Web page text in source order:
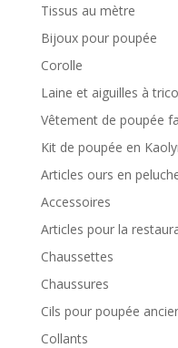
Tissus au mètre
Bijoux pour poupée
Corolle
Laine et aiguilles à
Vêtement de poupée
Kit de poupée en
Articles ours en
Accessoires
Articles pour la
Chaussettes
Chaussures
Cils pour poupée
Collants